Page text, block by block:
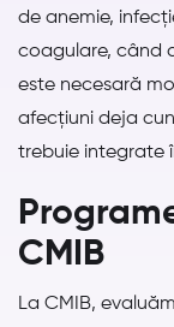
de anemie,
coagulare, când
este necesară
afecțiuni deja
trebuie integrate
CMIB
La CMIB,